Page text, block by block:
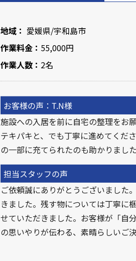
地域： 愛媛県/宇和島市
作業料金： 55,000円
作業人数： 2名
お客様の声：T.N様
施設への入居を前に自宅の整理をお
テキパキと、でも丁寧に進めてくだ
の一部に充てられたのも助かりまし
担当スタッフの声
ご依頼誠にありがとうございました
きました。残す物については丁寧に
せていただきました。お客様が「自
の思いやりが伝わる、素晴らしいご